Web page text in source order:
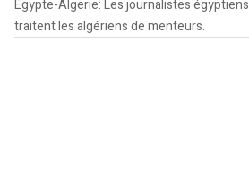
Egypte-Algerie: Les journalistes égyptiens
traitent les algériens de menteurs.